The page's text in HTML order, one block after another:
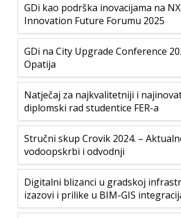
GDi kao podrška inovacijama na
Innovation Future Forumu 2025
GDi na City Upgrade Conference
Opatija
Natječaj za najkvalitetniji i
diplomski rad studentice FER-a
Stručni skup Crovik 2024. –
vodoopskrbi i odvodnji
Digitalni blizanci u gradskoj
izazovi i prilike u BIM-GIS